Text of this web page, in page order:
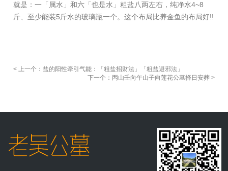
就是：一「属水」和六「也是水」粗盐八两左右，纯净水4~8
斤、至少能装5斤水的玻璃瓶一个。这个布局比养金鱼的布局好!!
< 上一个：盐的阳性牵引气能：「粗盐招财法」「粗盐避邪法」
下一个：丙山壬向午山子向莲花公墓择日安葬 >